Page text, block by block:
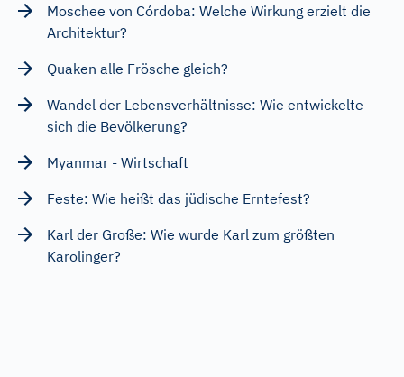
Moschee von Córdoba: Welche Wirkung erzielt die
Architektur?
Quaken alle Frösche gleich?
Wandel der Lebensverhältnisse: Wie entwickelte
sich die Bevölkerung?
Myanmar - Wirtschaft
Feste: Wie heißt das jüdische Erntefest?
Karl der Große: Wie wurde Karl zum größten
Karolinger?